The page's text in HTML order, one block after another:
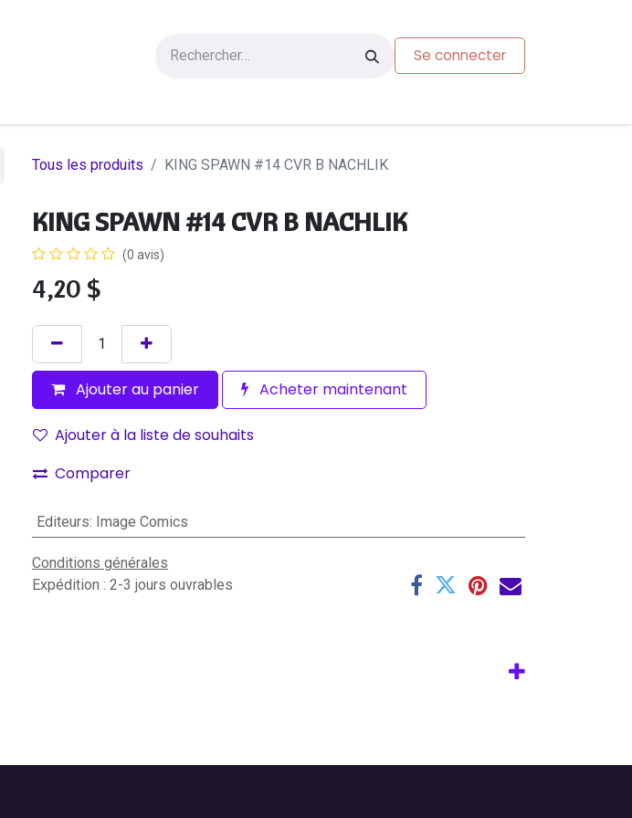
Se connecter
Tous les produits KING SPAWN #14 CVR B NACHLIK
KING SPAWN #14 CVR B NACHLIK
(0 avis)
4,20 $
Ajouter au panier Acheter maintenant
Ajouter à la liste de souhaits
Comparer
Editeurs: Image Comics
Conditions générales
Expédition : 2-3 jours ouvrables